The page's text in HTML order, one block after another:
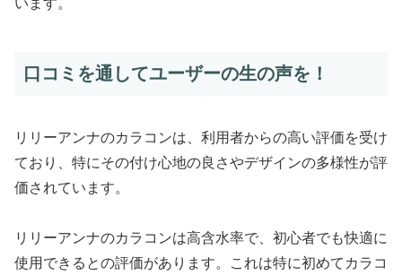
います。
口コミを通してユーザーの生の声を！
リリーアンナのカラコンは、利用者からの高い評価を受け
ており、特にその付け心地の良さやデザインの多様性が評
価されています。
リリーアンナのカラコンは高含水率で、初心者でも快適に
使用できるとの評価があります。これは特に初めてカラコ